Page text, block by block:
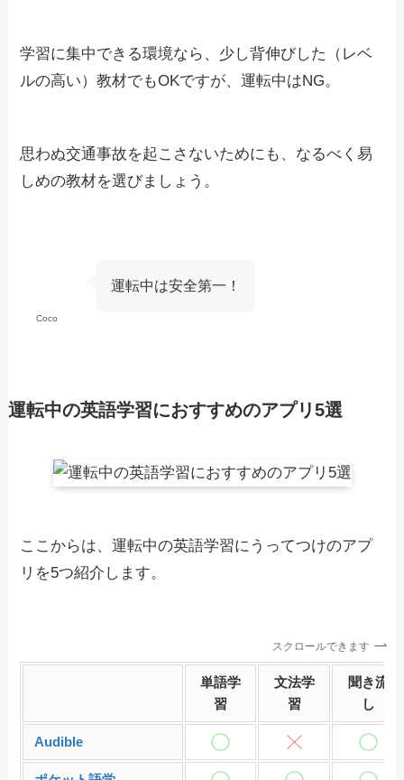
学習に集中できる環境なら、少し背伸びした（レベ
ルの高い）教材でもOKですが、運転中はNG。
思わぬ交通事故を起こさないためにも、なるべく易
しめの教材を選びましょう。
Coco
運転中は安全第一！
運転中の英語学習におすすめのアプリ5選
ここからは、運転中の英語学習にうってつけのアプ
リを5つ紹介します。
スクロールできます
単語学
習
文法学
習
聞き流
し
Audible